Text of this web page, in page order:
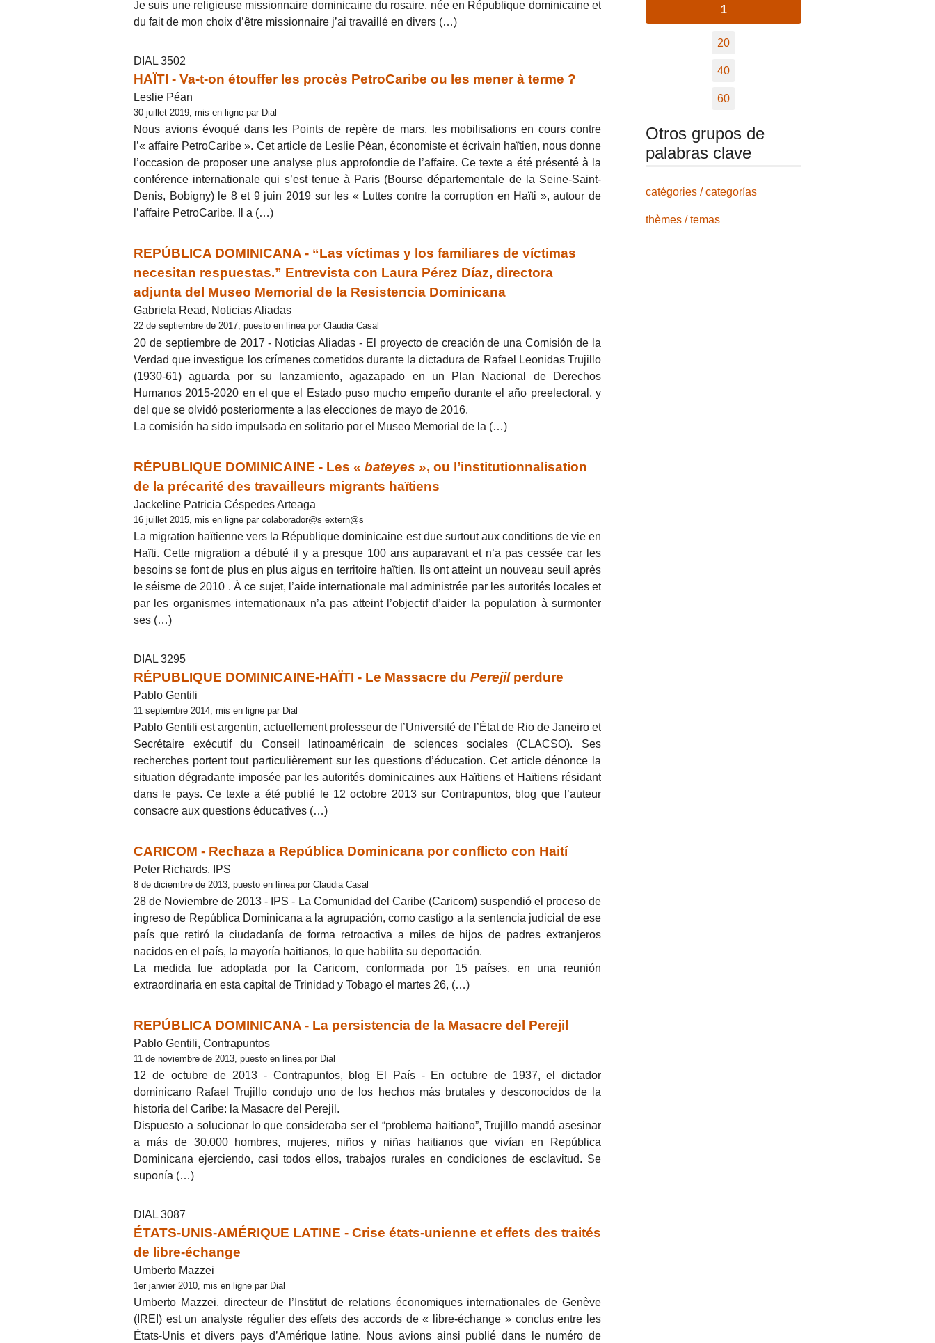
Je suis une religieuse missionnaire dominicaine du rosaire, née en République dominicaine et
du fait de mon choix d’être missionnaire j’ai travaillé en divers (…)
DIAL 3502
HAÏTI - Va-t-on étouffer les procès PetroCaribe ou les mener à terme ?
Leslie Péan
30 juillet 2019, mis en ligne par Dial
Nous avions évoqué dans les Points de repère de mars, les mobilisations en cours contre
l’« affaire PetroCaribe ». Cet article de Leslie Péan, économiste et écrivain haïtien, nous donne
l’occasion de proposer une analyse plus approfondie de l’affaire. Ce texte a été présenté à la
conférence internationale qui s’est tenue à Paris (Bourse départementale de la Seine-Saint-
Denis, Bobigny) le 8 et 9 juin 2019 sur les « Luttes contre la corruption en Haïti », autour de
l’affaire PetroCaribe. Il a (…)
REPÚBLICA DOMINICANA - “Las víctimas y los familiares de víctimas
necesitan respuestas.” Entrevista con Laura Pérez Díaz, directora
adjunta del Museo Memorial de la Resistencia Dominicana
Gabriela Read, Noticias Aliadas
22 de septiembre de 2017, puesto en línea por Claudia Casal
20 de septiembre de 2017 - Noticias Aliadas - El proyecto de creación de una Comisión de la
Verdad que investigue los crímenes cometidos durante la dictadura de Rafael Leonidas Trujillo
(1930-61) aguarda por su lanzamiento, agazapado en un Plan Nacional de Derechos
Humanos 2015-2020 en el que el Estado puso mucho empeño durante el año preelectoral, y
del que se olvidó posteriormente a las elecciones de mayo de 2016.
La comisión ha sido impulsada en solitario por el Museo Memorial de la (…)
RÉPUBLIQUE DOMINICAINE - Les « bateyes », ou l’institutionnalisation
de la précarité des travailleurs migrants haïtiens
Jackeline Patricia Céspedes Arteaga
16 juillet 2015, mis en ligne par colaborador@s extern@s
La migration haïtienne vers la République dominicaine est due surtout aux conditions de vie en
Haïti. Cette migration a débuté il y a presque 100 ans auparavant et n’a pas cessée car les
besoins se font de plus en plus aigus en territoire haïtien. Ils ont atteint un nouveau seuil après
le séisme de 2010 . À ce sujet, l’aide internationale mal administrée par les autorités locales et
par les organismes internationaux n’a pas atteint l’objectif d’aider la population à surmonter
ses (…)
DIAL 3295
RÉPUBLIQUE DOMINICAINE-HAÏTI - Le Massacre du Perejilperdure
Pablo Gentili
11 septembre 2014, mis en ligne par Dial
Pablo Gentili est argentin, actuellement professeur de l’Université de l’État de Rio de Janeiro et
Secrétaire exécutif du Conseil latinoaméricain de sciences sociales (CLACSO). Ses
recherches portent tout particulièrement sur les questions d’éducation. Cet article dénonce la
situation dégradante imposée par les autorités dominicaines aux Haïtiens et Haïtiens résidant
dans le pays. Ce texte a été publié le 12 octobre 2013 sur Contrapuntos, blog que l’auteur
consacre aux questions éducatives (…)
CARICOM - Rechaza a República Dominicana por conflicto con Haití
Peter Richards, IPS
8 de diciembre de 2013, puesto en línea por Claudia Casal
28 de Noviembre de 2013 - IPS - La Comunidad del Caribe (Caricom) suspendió el proceso de
ingreso de República Dominicana a la agrupación, como castigo a la sentencia judicial de ese
país que retiró la ciudadanía de forma retroactiva a miles de hijos de padres extranjeros
nacidos en el país, la mayoría haitianos, lo que habilita su deportación.
La medida fue adoptada por la Caricom, conformada por 15 países, en una reunión
extraordinaria en esta capital de Trinidad y Tobago el martes 26, (…)
REPÚBLICA DOMINICANA - La persistencia de la Masacre del Perejil
Pablo Gentili, Contrapuntos
11 de noviembre de 2013, puesto en línea por Dial
12 de octubre de 2013 - Contrapuntos, blog El País - En octubre de 1937, el dictador
dominicano Rafael Trujillo condujo uno de los hechos más brutales y desconocidos de la
historia del Caribe: la Masacre del Perejil.
Dispuesto a solucionar lo que consideraba ser el “problema haitiano”, Trujillo mandó asesinar
a más de 30.000 hombres, mujeres, niños y niñas haitianos que vivían en República
Dominicana ejerciendo, casi todos ellos, trabajos rurales en condiciones de esclavitud. Se
suponía (…)
DIAL 3087
ÉTATS-UNIS-AMÉRIQUE LATINE - Crise états-unienne et effets des traités
de libre-échange
Umberto Mazzei
1er janvier 2010, mis en ligne par Dial
Umberto Mazzei, directeur de l’Institut de relations économiques internationales de Genève
(IREI) est un analyste régulier des effets des accords de « libre-échange » conclus entre les
États-Unis et divers pays d’Amérique latine. Nous avions ainsi publié dans le numéro de
1
20
40
60
Otros grupos de
palabras clave
catégories / categorías
thèmes / temas